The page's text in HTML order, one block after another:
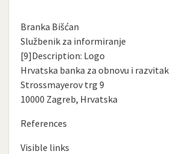
Branka Bišćan
Službenik za informiranje
[9]Description: Logo
Hrvatska banka za obnovu i razvitak
Strossmayerov trg 9
10000 Zagreb, Hrvatska
References
Visible links